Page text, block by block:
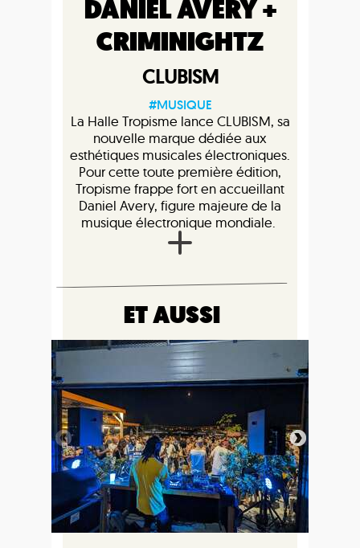
DANIEL AVERY +
CRIMINIGHTZ
CLUBISM
#MUSIQUE
La Halle Tropisme lance CLUBISM, sa
nouvelle marque dédiée aux
esthétiques musicales électroniques.
Pour cette toute première édition,
Tropisme frappe fort en accueillant
Daniel Avery, figure majeure de la
musique électronique mondiale.
ET AUSSI